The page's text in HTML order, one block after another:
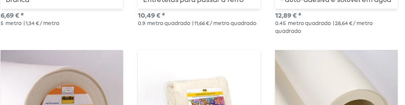
6,69 € *
5 metro | 1,34 € / metro
Vlieseline G785 - branco
10,49 € *
0.9 metro quadrado | 11,66 € / metro quadrado
12,89 € *
0.45 metro quadrado
| 28,64 € / metro
quadrado